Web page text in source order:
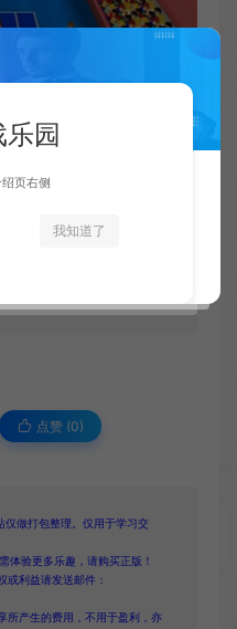
点赞 (0)
仅做打包整理。仅用于学习交
体验更多乐趣，请购买正版！
或利益请发送邮件：
所产生的费用，不用于盈利，亦
乐园
页右侧
我知道了